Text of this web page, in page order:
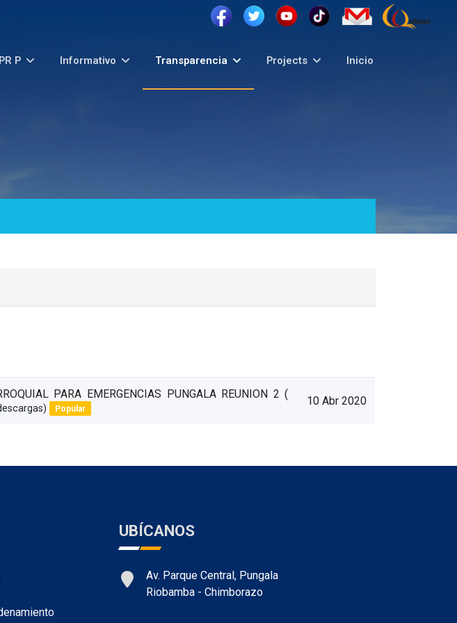
P Informativo Transparencia Projects Inicio
PARA EMERGENCIAS PUNGALA REUNION 2 (
Popular
10 Abr 2020
UBÍCANOS
Av. Parque Central, Pungala
Riobamba - Chimborazo